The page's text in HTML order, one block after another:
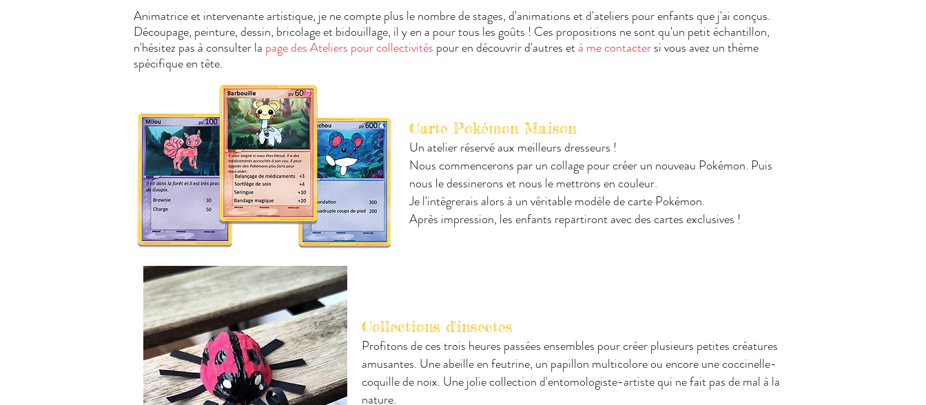
Animatrice et intervenante artistique, je ne compte plus le nombre de stages, d'animations et d'ateliers pour enfants que j'ai conçus.
Découpage, peinture, dessin, bricolage et bidouillage, il y en a pour tous les goûts ! Ces propositions ne sont qu'un petit échantillon,
n'hésitez pas à consulter la page des Ateliers pour collectivités pour en découvrir d'autres età me contactersi vous avez un thème
spécifique en tête.
​Carte Pokémon Maison
Un atelier réservé aux meilleurs dresseurs !
Nous commencerons par un collage pour créer un nouveau Pokémon. Puis
nous le dessinerons et nous le mettrons en couleur.
Je l'intègrerais alors à un véritable modèle de carte Pokémon.
Après impression, les enfants repartiront avec des cartes exclusives !
Collections d'insectes
Profitons de ces trois heures passées ensembles pour créer plusieurs petites créatures
amusantes. Une abeille en feutrine, un papillon multicolore ou encore une coccinelle-
coquille de noix. Une jolie collection d'entomologiste-artiste qui ne fait pas de mal à la
nature.